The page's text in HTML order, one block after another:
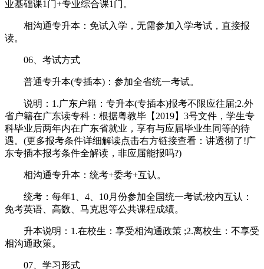
业基础课1门+专业综合课1门。
相沟通专升本：免试入学，无需参加入学考试，直接报
读。
06、考试方式
普通专升本(专插本)：参加全省统一考试。
说明：1.广东户籍：专升本(专插本)报考不限应往届;2.外
省户籍在广东读专科：根据粤教毕【2019】3号文件，学生专
科毕业后两年内在广东省就业，享有与应届毕业生同等的待
遇。(更多报考条件详细解读点击右方链接查看：讲透彻了!广
东专插本报考条件全解读，非应届能报吗?)
相沟通专升本：统考+委考+互认。
统考：每年1、4、10月份参加全国统一考试;校内互认：
免考英语、高数、马克思等公共课程成绩。
升本说明：1.在校生：享受相沟通政策 ;2.离校生：不享受
相沟通政策。
07、学习形式